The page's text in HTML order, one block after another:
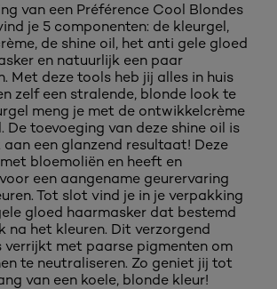
van een Préférence Cool Blondes
je 5 componenten: de kleurgel,
de shine oil, het anti gele gloed
en natuurlijk een paar
Met deze tools heb jij alles in huis
zelf een stralende, blonde look te
meng je met de ontwikkelcrème
De toevoeging van deze shine oil is
een glanzend resultaat! Deze
bloemoliën en heeft en
een aangename geurervaring
Tot slot vind je in je verpakking
gloed haarmasker dat bestemd
na het kleuren. Dit verzorgend
verrijkt met paarse pigmenten om
te neutraliseren. Zo geniet jij tot
van een koele, blonde kleur!